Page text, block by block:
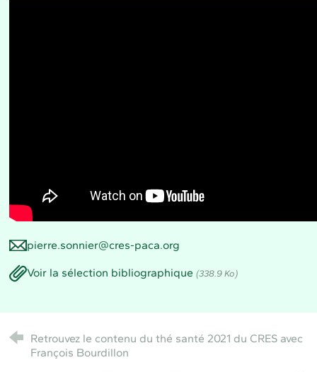
pierre.sonnier@cres-paca.org
Voir la sélection bibliographique(338.9 Ko)
Retrouvez le contenu du thé santé 2021 du CRES avec
François Bourdillon